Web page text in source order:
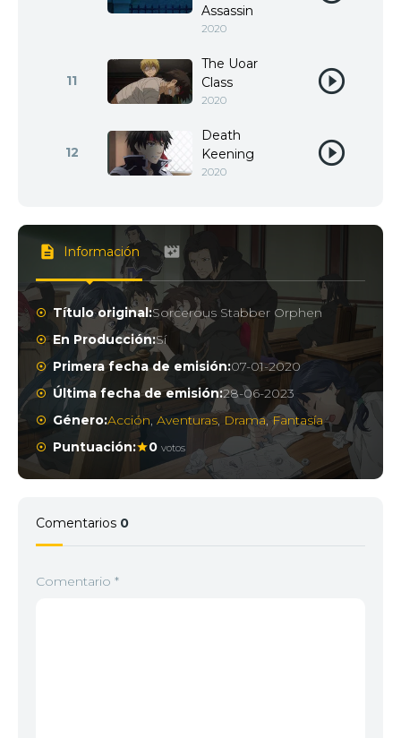
Assassin
2020
11
The Uoar
Class
2020
12
Death
Keening
2020
Información
Título original:Sorcerous Stabber Orphen
En Producción:Sí
Primera fecha de emisión:07-01-2020
Última fecha de emisión:28-06-2023
Género:Acción,Aventuras, Drama,Fantasía
Puntuación:
0 votos
Comentarios 0
Comentario *